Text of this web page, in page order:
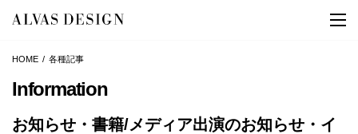
HOME 各種記事
Information
お知らせ・書籍/メディア出演のお知らせ・イ